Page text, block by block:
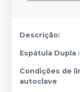
Descrição:
Espátula Dupla
Condições de
autoclave